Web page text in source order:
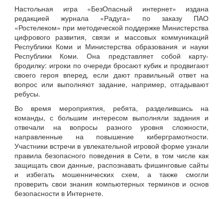
Настольная игра «БезОпасный интернет» издана
редакцией журнала «Радуга» по заказу ПАО
«Ростелеком» при методической поддержке Министерства
цифрового развития, связи и массовых коммуникаций
Республики Коми и Министерства образования и науки
Республики Коми. Она представляет собой карту-
бродилку: игроки по очереди бросают кубик и продвигают
своего героя вперед, если дают правильный ответ на
вопрос или выполняют задание, например, отгадывают
ребусы.
Во время мероприятия, ребята, разделившись на
команды, с большим интересом выполняли задания и
отвечали на вопросы разного уровня сложности,
направленные на повышение киберграмотности.
Участники встречи в увлекательной игровой форме узнали
правила безопасного поведения в Сети, в том числе как
защищать свои данные, распознавать фишинговые сайты
и избегать мошеннических схем, а также смогли
проверить свои знания компьютерных терминов и основ
безопасности в Интернете.